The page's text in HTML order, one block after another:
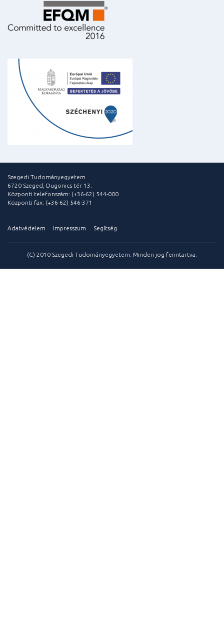
Szegedi Tudományegyetem
6720 Szeged, Dugonics tér 13.
Központi telefonszám: (+36-62) 544-000
Központi fax: (+36-62) 546-371
Adatvédelem Impresszum Segítség
(C) 2010 Szegedi Tudományegyetem. Minden jog fenntartva.